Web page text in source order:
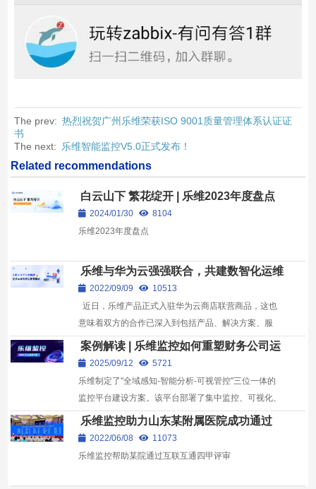
The prev: 热烈祝贺广州乐维荣获ISO 9001质量管理体系认证证
书
The next:
乐维智能监控V5.0正式发布！
Related recommendations
白云山下 繁花绽开 | 乐维2023年度盘点
2024/01/30
8104
乐维2023年度盘点
乐维与华为云强强联合，共建数智化运维
新生态
2022/09/09
10513
近日，乐维产品正式入驻华为云商店联营商品，这也
意味着双方的合作已深入到包括产品、解决方案、服
务、生态等全方位领域。
案例解读 | 乐维监控如何重塑财务公司运
维体系
2025/09/12
5721
乐维制定了"全域感知-智能分析-可视管控"三位一体的
监控平台建设方案。该平台部署了集中监控、可视化、
报表系统、大屏功能等功能模块，助力客户实现运维智
能...
乐维监控助力山东某附属医院成功通过
2020国家医疗互联互通四甲测评！
2022/06/08
11073
乐维监控帮助某院通过互联互通四甲评审